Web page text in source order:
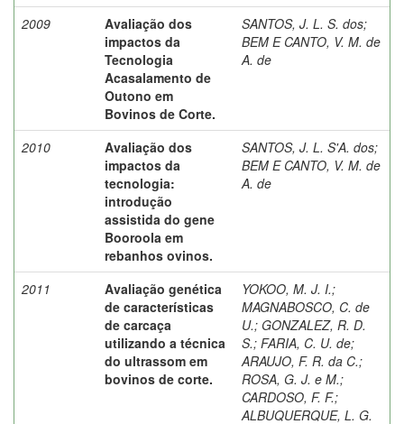
2009
Avaliação dos
impactos da
Tecnologia
Acasalamento de
Outono em
Bovinos de Corte.
SANTOS, J. L. S. dos;
BEM E CANTO, V. M. de
A. de
2010
Avaliação dos
impactos da
tecnologia:
introdução
assistida do gene
Booroola em
rebanhos ovinos.
SANTOS, J. L. S'A. dos;
BEM E CANTO, V. M. de
A. de
2011
Avaliação genética
de características
de carcaça
utilizando a técnica
do ultrassom em
bovinos de corte.
YOKOO, M. J. I.;
MAGNABOSCO, C. de
U.; GONZALEZ, R. D.
S.; FARIA, C. U. de;
ARAUJO, F. R. da C.;
ROSA, G. J. e M.;
CARDOSO, F. F.;
ALBUQUERQUE, L. G.